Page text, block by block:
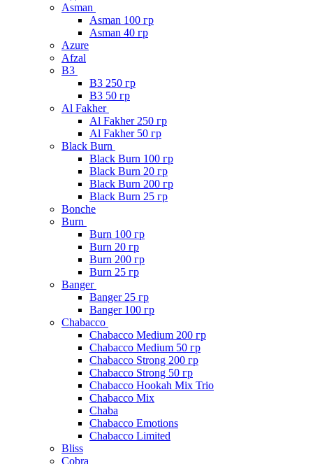
Asman
Asman 100 гр
Asman 40 гр
Azure
Afzal
B3
B3 250 гр
B3 50 гр
Al Fakher
Al Fakher 250 гр
Al Fakher 50 гр
Black Burn
Black Burn 100 гр
Black Burn 20 гр
Black Burn 200 гр
Black Burn 25 гр
Bonche
Burn
Burn 100 гр
Burn 20 гр
Burn 200 гр
Burn 25 гр
Banger
Banger 25 гр
Banger 100 гр
Chabacco
Chabacco Medium 200 гр
Chabacco Medium 50 гр
Chabacco Strong 200 гр
Chabacco Strong 50 гр
Chabacco Hookah Mix Trio
Chabacco Mix
Chaba
Chabacco Emotions
Chabacco Limited
Bliss
Cobra